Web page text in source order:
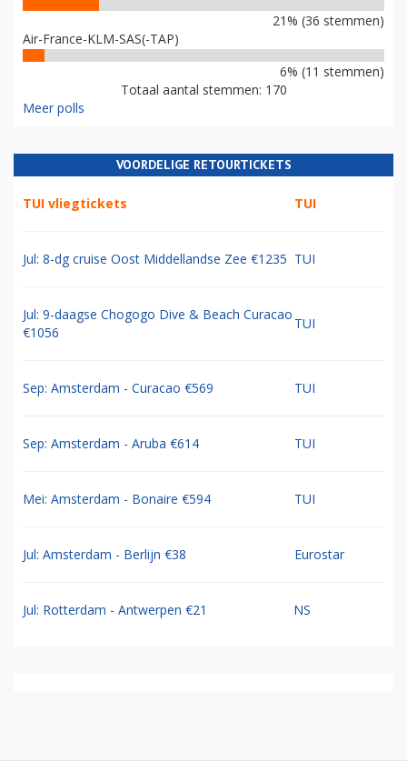
21% (36 stemmen)
Air-France-KLM-SAS(-TAP)
6% (11 stemmen)
Totaal aantal stemmen: 170
Meer polls
VOORDELIGE RETOURTICKETS
TUI vliegtickets TUI
Jul: 8-dg cruise Oost Middellandse Zee €1235 TUI
Jul: 9-daagse Chogogo Dive & Beach Curacao
€1056
TUI
Sep: Amsterdam - Curacao €569 TUI
Sep: Amsterdam - Aruba €614 TUI
Mei: Amsterdam - Bonaire €594 TUI
Jul: Amsterdam - Berlijn €38 Eurostar
Jul: Rotterdam - Antwerpen €21 NS